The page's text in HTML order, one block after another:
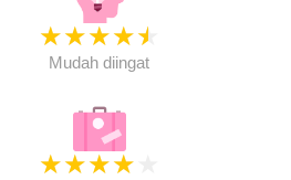
★★★★★
Mudah diingat
★★★★